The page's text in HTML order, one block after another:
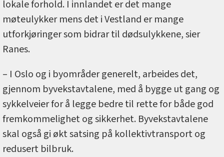
lokale forhold. I innlandet er det mange
møteulykker mens det i Vestland er mange
utforkjøringer som bidrar til dødsulykkene, sier
Ranes.
– I Oslo og i byområder generelt, arbeides det,
gjennom byvekstavtalene, med å bygge ut gang og
sykkelveier for å legge bedre til rette for både god
fremkommelighet og sikkerhet. Byvekstavtalene
skal også gi økt satsing på kollektivtransport og
redusert bilbruk.